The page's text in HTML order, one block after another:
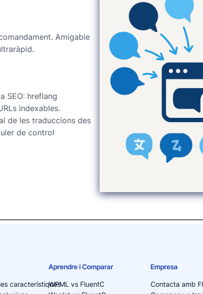
Amigable
SEO: hreflang
indexables.
de les traduccions des
de control
característiques
Aprendre i Comparar
WPML vs FluentC
Empresa
Contacta amb